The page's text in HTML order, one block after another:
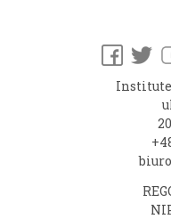
Institute